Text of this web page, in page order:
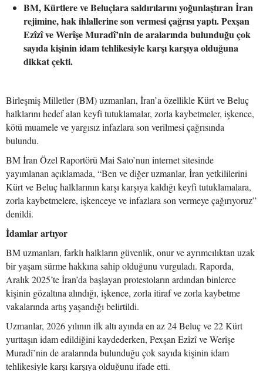
BM, Kürtlere ve Beluçlara saldırılarını yoğunlaştıran İran
rejimine, hak ihlallerine son vermesi çağrısı yaptı. Pexşan
Ezîzî ve Werîşe Muradî’nin de aralarında bulunduğu çok
sayıda kişinin idam tehlikesiyle karşı karşıya olduğuna
dikkat çekti.
Birleşmiş Milletler (BM) uzmanları, İran’a özellikle Kürt ve Beluç
halklarını hedef alan keyfi tutuklamalar, zorla kaybetmeler, işkence,
kötü muamele ve yargısız infazlara son verilmesi çağrısında
bulundu.
BM İran Özel Raportörü Mai Sato’nun internet sitesinde
yayımlanan açıklamada, “Ben ve diğer uzmanlar, İran yetkililerini
Kürt ve Beluç halklarının karşı karşıya kaldığı keyfi tutuklamalara,
zorla kaybetmelere, işkenceye ve infazlara son vermeye çağırıyoruz”
denildi.
İdamlar artıyor
BM uzmanları, farklı halkların güvenlik, onur ve ayrımcılıktan uzak
bir yaşam sürme hakkına sahip olduğunu vurguladı. Raporda,
Aralık 2025’te İran’da başlayan protestoların ardından binlerce
kişinin gözaltına alındığı, işkence, zorla itiraf ve zorla kaybetme
vakalarında artış yaşandığı belirtildi.
Uzmanlar, 2026 yılının ilk altı ayında en az 24 Beluç ve 22 Kürt
yurttaşın idam edildiğini kaydederken, Pexşan Ezîzî ve Werîşe
Muradî’nin de aralarında bulunduğu çok sayıda kişinin idam
tehlikesiyle karşı karşıya olduğunu ifade etti.